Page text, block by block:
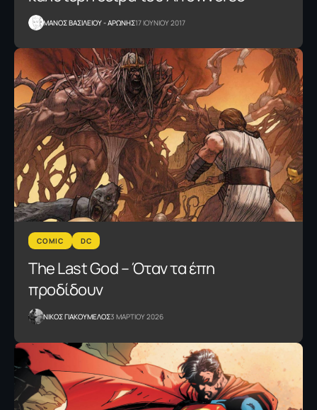
ΜΑΝΟΣ ΒΑΣΙΛΕΙΟΥ - ΑΡΩΝΗΣ17 ΙΟΥΝΙΟΥ 2017
COMIC DC
The Last God – Όταν τα έπη
προδίδουν
NΙΚΟΣ ΓΙΑΚΟΥΜΕΛΟΣ3 ΜΑΡΤΙΟΥ 2026